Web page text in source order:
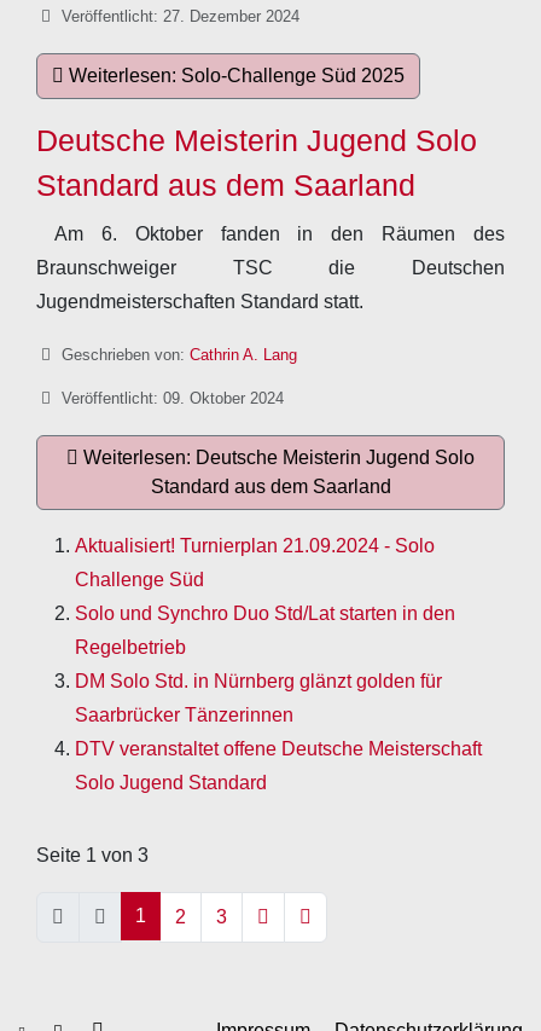
Veröffentlicht: 27. Dezember 2024
Weiterlesen: Solo-Challenge Süd 2025
Deutsche Meisterin Jugend Solo
Standard aus dem Saarland
Am 6. Oktober fanden in den Räumen des
Braunschweiger TSC die Deutschen
Jugendmeisterschaften Standard statt.
DetailsGeschrieben von: Cathrin A. Lang
Veröffentlicht: 09. Oktober 2024
Weiterlesen: Deutsche Meisterin Jugend Solo
Standard aus dem Saarland
Aktualisiert! Turnierplan 21.09.2024 - Solo
Challenge Süd
Solo und Synchro Duo Std/Lat starten in den
Regelbetrieb
DM Solo Std. in Nürnberg glänzt golden für
Saarbrücker Tänzerinnen
DTV veranstaltet offene Deutsche Meisterschaft
Solo Jugend Standard
Seite 1 von 3
1 2 3